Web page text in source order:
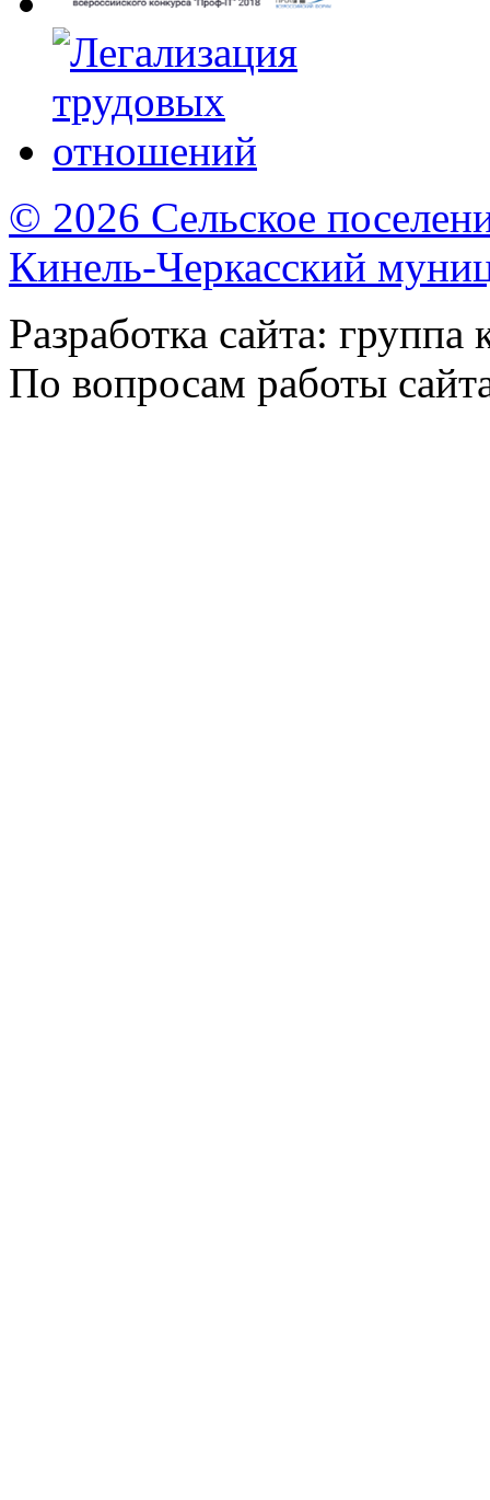
© 2026 Сельское
Кинель-Черкасский
Разработка сайта:
По вопросам работы